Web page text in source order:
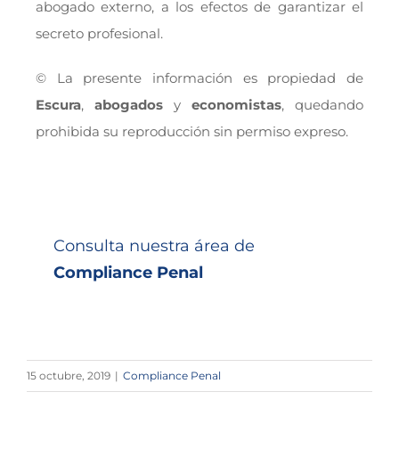
abogado externo, a los efectos de garantizar el
secreto profesional.
© La presente información es propiedad de
Escura, abogados y economistas, quedando
prohibida su reproducción sin permiso expreso.
Consulta nuestra área de
Compliance Penal
15 octubre, 2019 | Compliance Penal